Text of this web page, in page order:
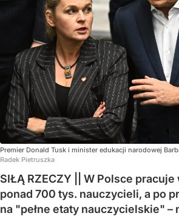
Premier Donald Tusk i minister edukacji narodowej
Radek Pietruszka
SIŁĄ RZECZY || W Polsce
ponad 700 tys. nauczycieli, a po
na "pełne etaty nauczycielskie" –